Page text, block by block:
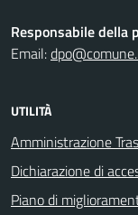
Responsabile della
Email:
UTILITÀ
Amministrazione
Dichiarazione di
Piano di